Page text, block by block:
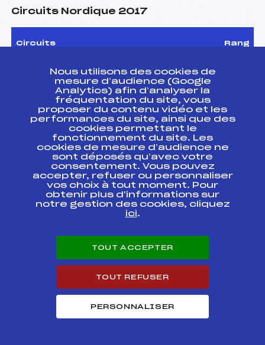
Circuits Nordique 2017
Circuits Rang
FOND – COUPE DU JURA U16 FILLES
CHAMPIONNAT DE FRANCE de ski de fond
U16 DAMES
Résultats Nordique 2016
Course Cat.
ONAF0041
CHAMPIONNATS DE
FRANCE PROLOGUE
FFS
CHAMPIONNATS DE
FRANCE DE SPRINT
FMJF0253
CHALLENGE LUC
FFS
Nous utilisons des cookies de
mesure d’audience (Google
Analytics) afin d’analyser la
fréquentation du site, vous
proposer du contenu vidéo et les
performances du site, ainsi que des
cookies permettant le
fonctionnement du site. Les
cookies de mesure d’audience ne
sont déposés qu’avec votre
consentement. Vous pouvez
accepter, refuser ou personnaliser
vos choix à tout moment. Pour
obtenir plus d'informations sur
notre gestion des cookies, cliquez
ici.
TOUT ACCEPTER
TOUT REFUSER
PERSONNALISER